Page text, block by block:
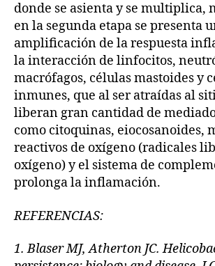
donde se asienta y se multiplica,
en la segunda etapa se presenta
amplificación de la respuesta
la interacción de linfocitos,
macrófagos, células mastoides y
inmunes, que al ser atraídas al
liberan gran cantidad de
como citoquinas, eiocosanoides,
reactivos de oxígeno (radicales
oxígeno) y el sistema de
prolonga la inflamación.
REFERENCIAS:
1. Blaser MJ, Atherton JC.